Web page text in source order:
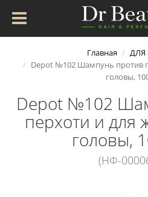
Главная
Depot №102 Шампунь против
головы,
Depot №102
перхоти и для
головы,
(НФ-